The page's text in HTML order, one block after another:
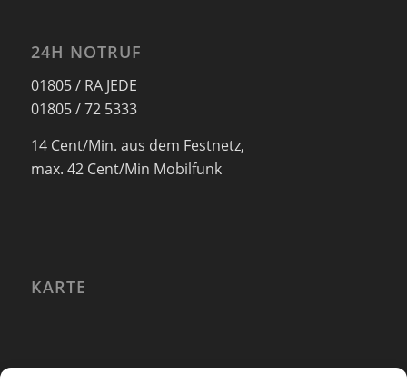
24H NOTRUF
01805 / RA JEDE
01805 / 72 5333
14 Cent/Min. aus dem Festnetz,
max. 42 Cent/Min Mobilfunk
KARTE